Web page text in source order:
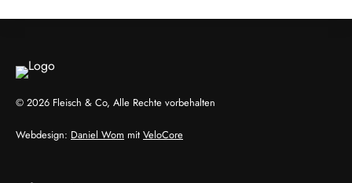
© 2026 Fleisch & Co, Alle Rechte vorbehalten
Webdesign: Daniel Wom mit VeloCore